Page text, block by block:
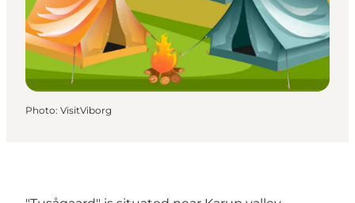
Photo: VisitViborg